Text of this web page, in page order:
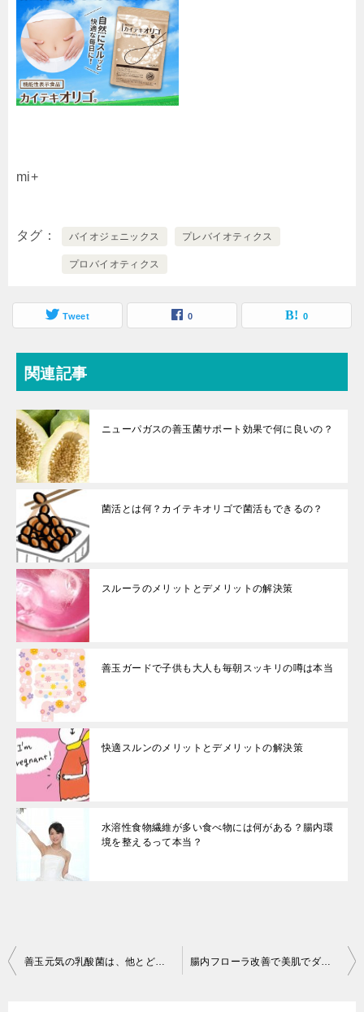
mi+
タグ バイオジェニックス プレバイオティクス
プロバイオティクス
Tweet 0 0
関連記事
ニューパガスの善玉菌サポート効果で何に良いの？
菌活とは何？カイテキオリゴで菌活もできるの？
スルーラのメリットとデメリットの解決策
善玉ガードで子供も大人も毎朝スッキリの噂は本当
快適スルンのメリットとデメリットの解決策
水溶性食物繊維が多い食べ物には何がある？腸内環
境を整えるって本当？
投
善玉元気の乳酸菌は、他とどこが違うの？ 腸内フローラ改善で美肌でダイエットにも良い乳酸菌とは？